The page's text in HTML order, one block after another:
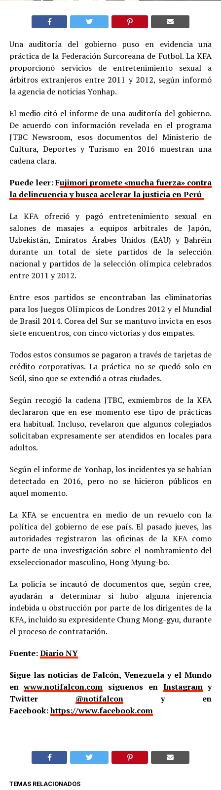
Una auditoría del gobierno puso en evidencia una
práctica de la Federación Surcoreana de Futbol. La KFA
proporcionó servicios de entretenimiento sexual a
árbitros extranjeros entre 2011 y 2012, según informó
la agencia de noticias Yonhap.
El medio citó el informe de una auditoría del gobierno.
De acuerdo con información revelada en el programa
JTBC Newsroom, esos documentos del Ministerio de
Cultura, Deportes y Turismo en 2016 muestran una
cadena clara.
Puede leer: Fujimori promete «mucha fuerza» contra
la delincuencia y busca acelerar la justicia en Perú
La KFA ofreció y pagó entretenimiento sexual en
salones de masajes a equipos arbitrales de Japón,
Uzbekistán, Emiratos Árabes Unidos (EAU) y Bahréin
durante un total de siete partidos de la selección
nacional y partidos de la selección olímpica celebrados
entre 2011 y 2012.
Entre esos partidos se encontraban las eliminatorias
para los Juegos Olímpicos de Londres 2012 y el Mundial
de Brasil 2014. Corea del Sur se mantuvo invicta en esos
siete encuentros, con cinco victorias y dos empates.
Todos estos consumos se pagaron a través de tarjetas de
crédito corporativas. La práctica no se quedó solo en
Seúl, sino que se extendió a otras ciudades.
Según recogió la cadena JTBC, exmiembros de la KFA
declararon que en ese momento ese tipo de prácticas
era habitual. Incluso, revelaron que algunos colegiados
solicitaban expresamente ser atendidos en locales para
adultos.
Según el informe de Yonhap, los incidentes ya se habían
detectado en 2016, pero no se hicieron públicos en
aquel momento.
La KFA se encuentra en medio de un revuelo con la
política del gobierno de ese país. El pasado jueves, las
autoridades registraron las oficinas de la KFA como
parte de una investigación sobre el nombramiento del
exseleccionador masculino, Hong Myung-bo.
La policía se incautó de documentos que, según cree,
ayudarán a determinar si hubo alguna injerencia
indebida u obstrucción por parte de los dirigentes de la
KFA, incluido su expresidente Chung Mong-gyu, durante
el proceso de contratación.
Fuente:Diario NY
Sigue las noticias de Falcón, Venezuela y el Mundo
enwww.notifalcon.com síguenos en Instagramy
Twitter @notifalcony en
Facebook:https://www.facebook.com
TEMAS RELACIONADOS